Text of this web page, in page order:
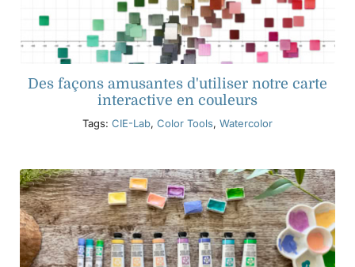
Des façons amusantes d'utiliser notre carte
interactive en couleurs
Tags: CIE-Lab, Color Tools, Watercolor